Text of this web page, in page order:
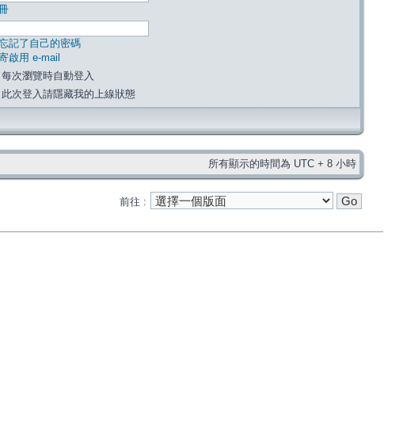
記了自己的密碼
啟用 e-mail
每次瀏覽時自動登入
此次登入請隱藏我的上線狀態
所有顯示的時間為 UTC + 8 小時
前往 :